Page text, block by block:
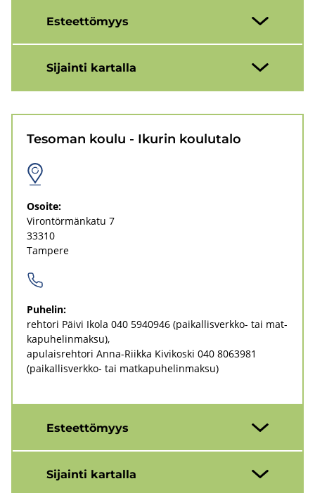
Es­teet­tö­myys
Si­jain­ti kar­tal­la
Te­so­man koulu - Iku­rin kou­lu­ta­lo
Osoi­te:
Vi­ron­tör­män­ka­tu 7
33310
Tam­pe­re
Pu­he­lin:
reh­to­ri Päivi Ikola 040 5940946 (paikallisverkko-​ tai mat­
ka­pu­he­lin­mak­su)
apu­lais­reh­to­ri Anna-​Riikka Ki­vi­kos­ki 040 8063981
(paikallisverkko-​ tai mat­ka­pu­he­lin­mak­su)
Es­teet­tö­myys
Si­jain­ti kar­tal­la